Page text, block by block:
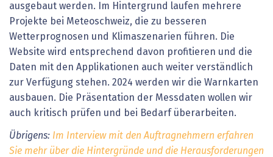
ausgebaut werden. Im Hintergrund laufen mehrere
Projekte bei Meteoschweiz, die zu besseren
Wetterprognosen und Klimaszenarien führen. Die
Website wird entsprechend davon profitieren und die
Daten mit den Applikationen auch weiter verständlich
zur Verfügung stehen. 2024 werden wir die Warnkarten
ausbauen. Die Präsentation der Messdaten wollen wir
auch kritisch prüfen und bei Bedarf überarbeiten.
Übrigens: Im Interview mit den Auftragnehmern erfahren
Sie mehr über die Hintergründe und die Herausforderungen